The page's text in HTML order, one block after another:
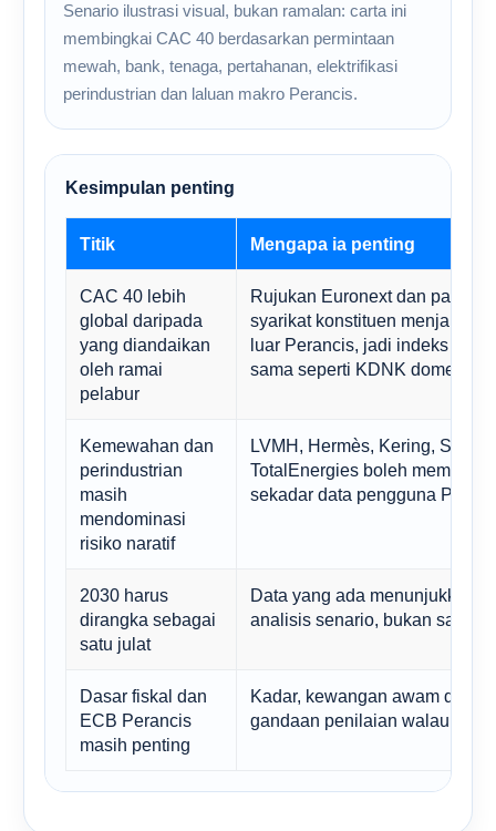
Senario ilustrasi visual, bukan ramalan: carta ini
membingkai CAC 40 berdasarkan permintaan
mewah, bank, tenaga, pertahanan, elektrifikasi
perindustrian dan laluan makro Perancis.
Kesimpulan penting
Titik Mengapa ia penting
CAC 40 lebih
global daripada
yang diandaikan
oleh ramai
pelabur
Rujukan Euronext dan
syarikat konstituen menjana
luar Perancis, jadi indeks
sama seperti KDNK domestik.
Kemewahan dan
perindustrian
masih
mendominasi
risiko naratif
LVMH, Hermès, Kering,
TotalEnergies boleh
sekadar data pengguna
2030 harus
dirangka sebagai
satu julat
Data yang ada menunjukkan
analisis senario, bukan satu
Dasar fiskal dan
ECB Perancis
masih penting
Kadar, kewangan awam dan
gandaan penilaian walaupun